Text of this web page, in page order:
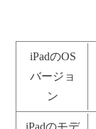
iPadのOS
バージョ
ン
iPadのモデ